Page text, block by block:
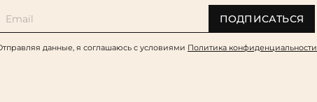
ПОДПИСАТЬСЯ
данные, я соглашаюсь c условиями Политика конфиденциальности